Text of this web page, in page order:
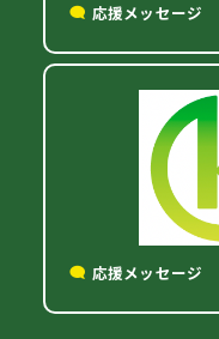
応援メッセージ
応援メッセージ